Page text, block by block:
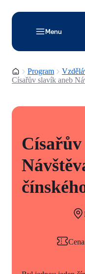
Menu
Domovská stránka
Program
Císařův slavík aneb